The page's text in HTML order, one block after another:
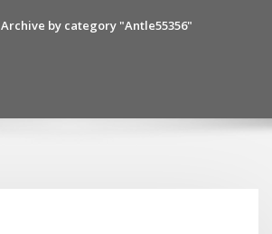
Archive by category "Antle55356"